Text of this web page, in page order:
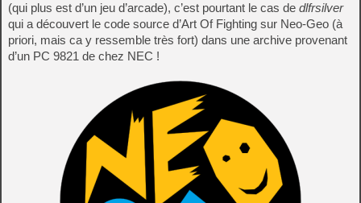
(qui plus est d’un jeu d’arcade), c’est pourtant le cas de dlfrsilver
qui a découvert le code source d’Art Of Fighting sur Neo-Geo (à
priori, mais ca y ressemble très fort) dans une archive provenant
d’un PC 9821 de chez NEC !